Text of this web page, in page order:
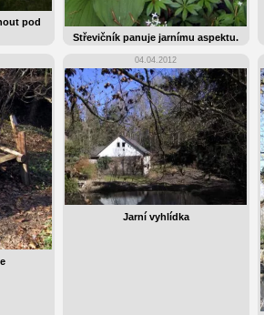
pod
Střevičník panuje jarnímu aspektu.
04.04.2012
Jarní vyhlídka